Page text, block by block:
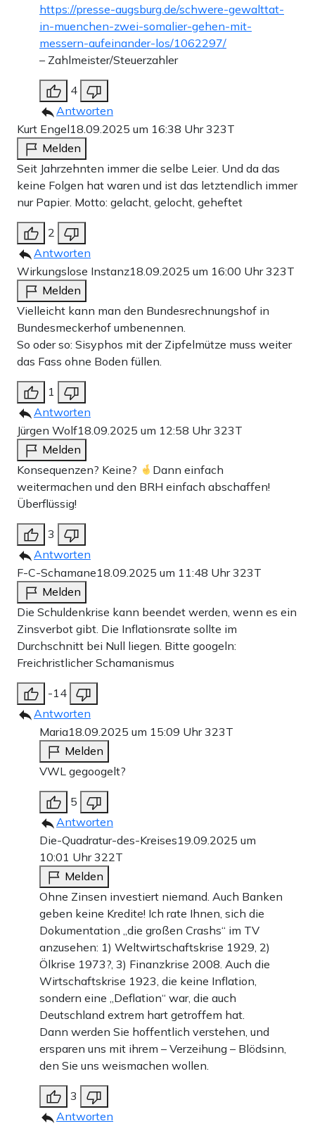
https://presse-augsburg.de/schwere-gewalttat-
in-muenchen-zwei-somalier-gehen-mit-
messern-aufeinander-los/1062297/
– Zahlmeister/Steuerzahler
4
Antworten
Kurt Engel18.09.2025 um 16:38 Uhr323T
Melden
Seit Jahrzehnten immer die selbe Leier. Und da das
keine Folgen hat waren und ist das letztendlich immer
nur Papier. Motto: gelacht, gelocht, geheftet
2
Antworten
Wirkungslose Instanz18.09.2025 um 16:00 Uhr323T
Melden
Vielleicht kann man den Bundesrechnungshof in
Bundesmeckerhof umbenennen.
So oder so: Sisyphos mit der Zipfelmütze muss weiter
das Fass ohne Boden füllen.
1
Antworten
Jürgen Wolf18.09.2025 um 12:58 Uhr323T
Melden
Konsequenzen? Keine?
Dann einfach
weitermachen und den BRH einfach abschaffen!
Überflüssig!
3
Antworten
F-C-Schamane18.09.2025 um 11:48 Uhr323T
Melden
Die Schuldenkrise kann beendet werden, wenn es ein
Zinsverbot gibt. Die Inflationsrate sollte im
Durchschnitt bei Null liegen. Bitte googeln:
Freichristlicher Schamanismus
-14
Antworten
Maria18.09.2025 um 15:09 Uhr323T
Melden
VWL gegoogelt?
5
Antworten
Die-Quadratur-des-Kreises19.09.2025 um
10:01 Uhr322T
Melden
Ohne Zinsen investiert niemand. Auch Banken
geben keine Kredite! Ich rate Ihnen, sich die
Dokumentation „die großen Crashs“ im TV
anzusehen: 1) Weltwirtschaftskrise 1929, 2)
Ölkrise 1973?, 3) Finanzkrise 2008. Auch die
Wirtschaftskrise 1923, die keine Inflation,
sondern eine „Deflation“ war, die auch
Deutschland extrem hart getroffem hat.
Dann werden Sie hoffentlich verstehen, und
ersparen uns mit ihrem – Verzeihung – Blödsinn,
den Sie uns weismachen wollen.
3
Antworten